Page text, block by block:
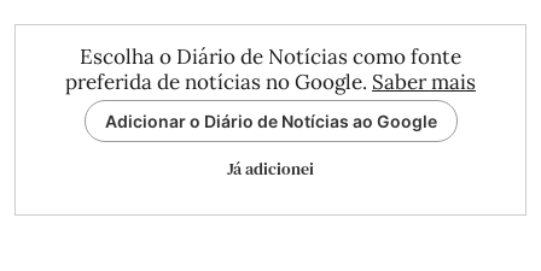
Escolha o Diário de Notícias como fonte
preferida de notícias no Google. Saber mais
Adicionar o Diário de Notícias ao Google
Já adicionei